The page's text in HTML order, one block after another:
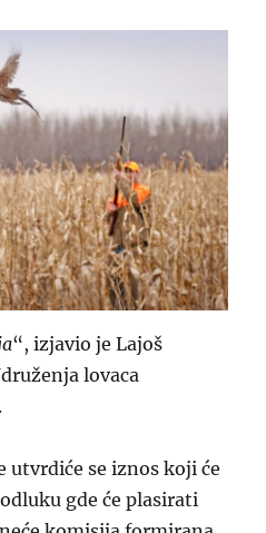
“, izjavio je Lajoš
lovaca
utvrdiće se iznos koji će
gde će plasirati